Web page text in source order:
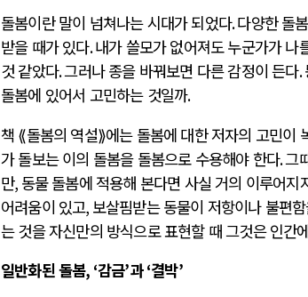
돌봄이란 말이 넘쳐나는 시대가 되었다.다양한 돌
받을 때가 있다.내가 쓸모가 없어져도 누군가가 나
것 같았다.그러나 종을 바꿔보면 다른 감정이 든다.
돌봄에 있어서 고민하는 것일까.
책 ⟪돌봄의 역설⟫에는 돌봄에 대한 저자의 고민이
가 돌보는 이의 돌봄을 돌봄으로 수용해야 한다.그
만, 동물 돌봄에 적용해 본다면 사실 거의 이루어지
어려움이 있고, 보살핌받는 동물이 저항이나 불편
는 것을 자신만의 방식으로 표현할 때 그것은 인간
일반화된 돌봄, ‘감금’과‘결박’